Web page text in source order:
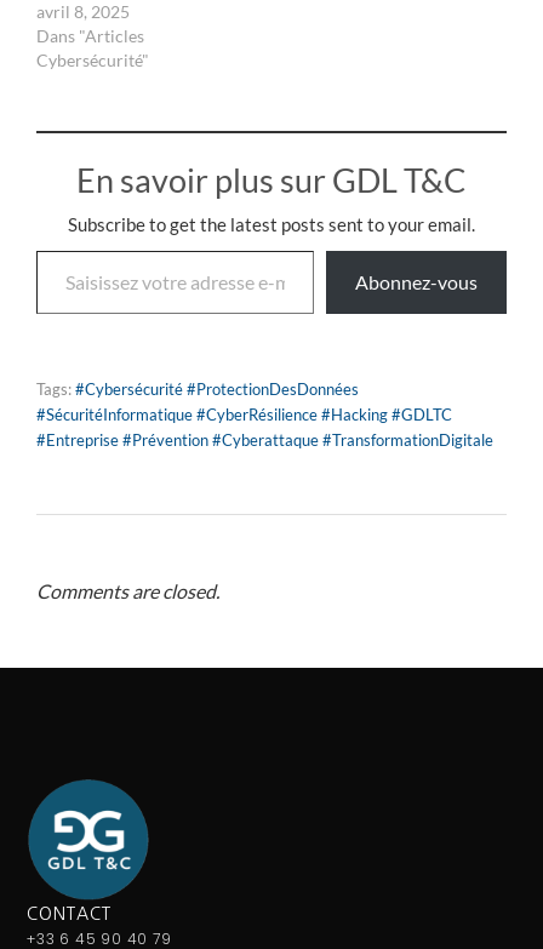
avril 8, 2025
Dans "Articles
Cybersécurité"
En savoir plus sur GDL T&C
Subscribe to get the latest posts sent to your email.
Abonnez-vous
Tags:#Cybersécurité #ProtectionDesDonnées
#SécuritéInformatique #CyberRésilience #Hacking #GDLTC
#Entreprise #Prévention #Cyberattaque #TransformationDigitale
Comments are closed.
CONTACT
+33 6 45 90 40 79